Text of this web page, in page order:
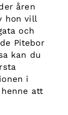
åren
hon vill
och
Pitebor
kan du
i
att